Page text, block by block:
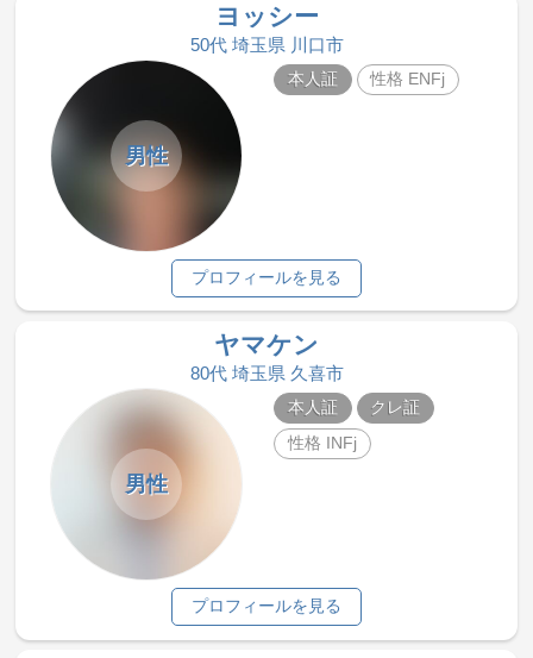
ヨッシー
50代 埼玉県 川口市
男性
本人証 性格 ENFj
プロフィールを見る
ヤマケン
80代 埼玉県 久喜市
男性
本人証
クレ証
性格 INFj
プロフィールを見る